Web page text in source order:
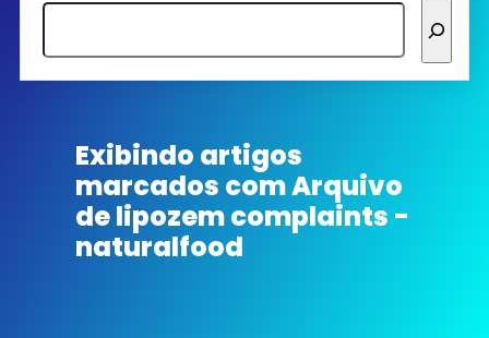
Lifestyle
lose weight
Homepage avenger
Exibindo artigos
marcados comArquivo
de lipozem complaints -
naturalfood